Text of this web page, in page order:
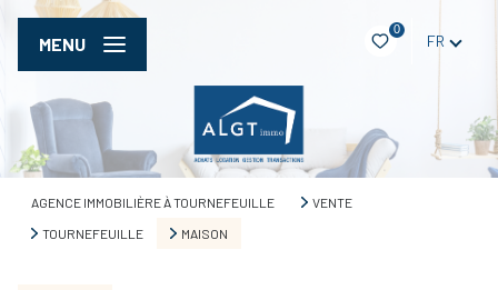
0
FR
MENU
AGENCE IMMOBILIÈRE À TOURNEFEUILLE
VENTE
TOURNEFEUILLE
MAISON